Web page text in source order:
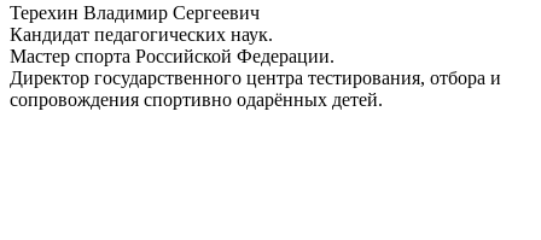
Терехин Владимир Сергеевич
Кандидат педагогических наук.
Мастер спорта Российской Федерации.
Директор государственного центра тестирования, отбора и
сопровождения спортивно одарённых детей.